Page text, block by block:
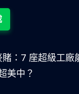
：7 座超級工廠
美中？